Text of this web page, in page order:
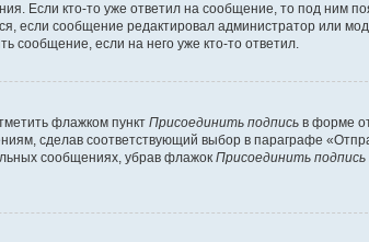
Если кто-то уже ответил на сообщение, то под ним
если сообщение редактировал администратор или
сообщение, если на него уже кто-то ответил.
флажком пункт Присоединить подпись в форме
сделав соответствующий выбор в параграфе
сообщениях, убрав флажок Присоединить подпись